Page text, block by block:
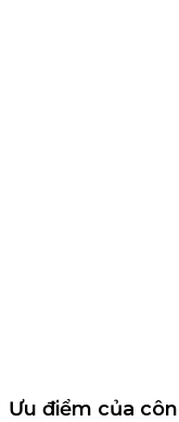
Ưu điểm của